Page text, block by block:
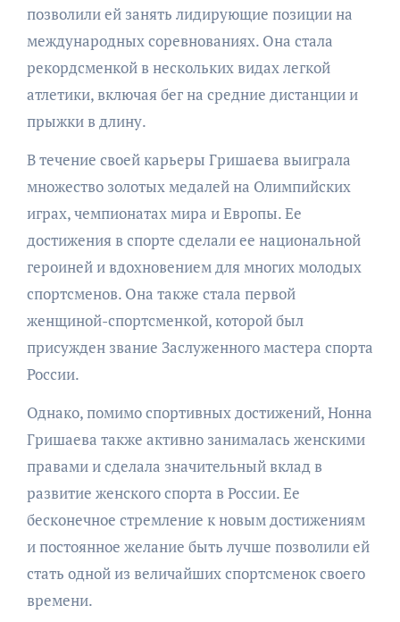
позволили ей занять лидирующие позиции на
международных соревнованиях. Она стала
рекордсменкой в нескольких видах легкой
атлетики, включая бег на средние дистанции и
прыжки в длину.
В течение своей карьеры Гришаева выиграла
множество золотых медалей на Олимпийских
играх, чемпионатах мира и Европы. Ее
достижения в спорте сделали ее национальной
героиней и вдохновением для многих молодых
спортсменов. Она также стала первой
женщиной-спортсменкой, которой был
присужден звание Заслуженного мастера спорта
России.
Однако, помимо спортивных достижений, Нонна
Гришаева также активно занималась женскими
правами и сделала значительный вклад в
развитие женского спорта в России. Ее
бесконечное стремление к новым достижениям
и постоянное желание быть лучше позволили ей
стать одной из величайших спортсменок своего
времени.